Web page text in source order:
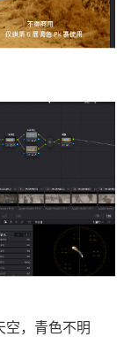
，青色不明